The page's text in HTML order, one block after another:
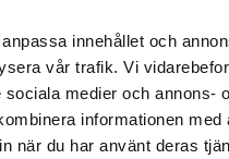
innehållet och
vår trafik. Vi
medier och annons-
informationen
när du har använt deras